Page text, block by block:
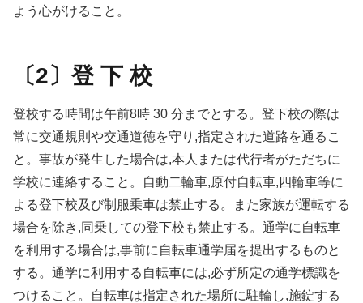
よう心がけること。
〔2〕登 下 校
登校する時間は午前8時 30 分までとする。登下校の際は
常に交通規則や交通道徳を守り,指定された道路を通るこ
と。事故が発生した場合は,本人または代行者がただちに
学校に連絡すること。自動二輪車,原付自転車,四輪車等に
よる登下校及び制服乗車は禁止する。また家族が運転する
場合を除き,同乗しての登下校も禁止する。通学に自転車
を利用する場合は,事前に自転車通学届を提出するものと
する。通学に利用する自転車には,必ず所定の通学標識を
つけること。自転車は指定された場所に駐輪し,施錠する